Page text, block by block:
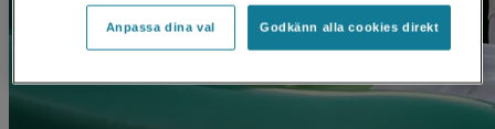
Anpassa dina val Godkänn alla cookies direkt